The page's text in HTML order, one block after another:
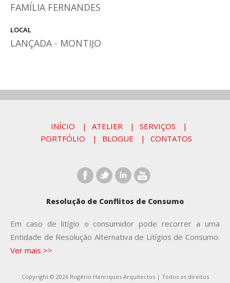
FAMÍLIA FERNANDES
LOCAL
LANÇADA - MONTIJO
INÍCIO ATELIER
SERVIÇOS
PORTFÓLIO
BLOGUE CONTATOS
Resolução de Conflitos de Consumo
Em caso de litígio o consumidor pode recorrer a uma
Entidade de Resolução Alternativa de Litígios de Consumo.
Ver mais >>
Copyright © 2026 Rogério Henriques Arquitectos | Todos os direitos